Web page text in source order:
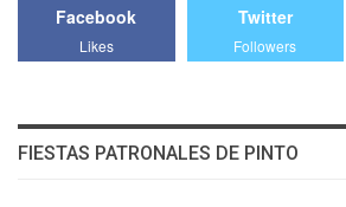
Facebook
Likes
Twitter
Followers
FIESTAS PATRONALES DE PINTO